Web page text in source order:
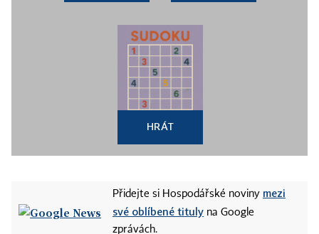
HRÁT
Přidejte si Hospodářské noviny mezi
své oblíbené tituly na Google
zprávách.